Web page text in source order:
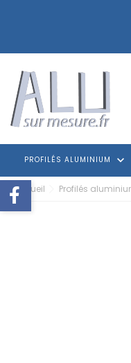
PROFILÉS ALUMINIUM keyboard_arrow_down
Accueil Profilés